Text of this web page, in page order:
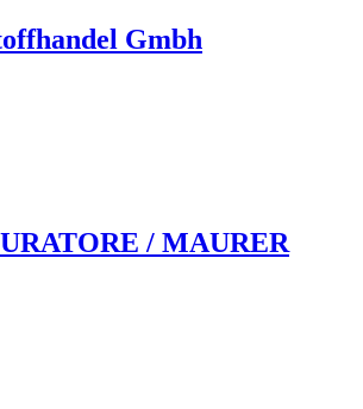
Gmbh
/ MAURER